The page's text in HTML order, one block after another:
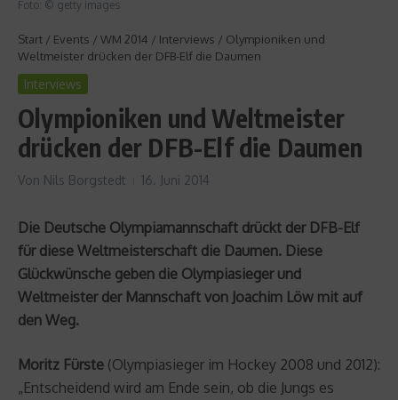
Foto: © getty images
Start / Events / WM 2014 / Interviews / Olympioniken und
Weltmeister drücken der DFB-Elf die Daumen
Interviews
Olympioniken und Weltmeister
drücken der DFB-Elf die Daumen
Von Nils Borgstedt 16. Juni 2014
Die Deutsche Olympiamannschaft drückt der DFB-Elf
für diese Weltmeisterschaft die Daumen. Diese
Glückwünsche geben die Olympiasieger und
Weltmeister der Mannschaft von Joachim Löw mit auf
den Weg.
Moritz Fürste (Olympiasieger im Hockey 2008 und 2012):
„Entscheidend wird am Ende sein, ob die Jungs es